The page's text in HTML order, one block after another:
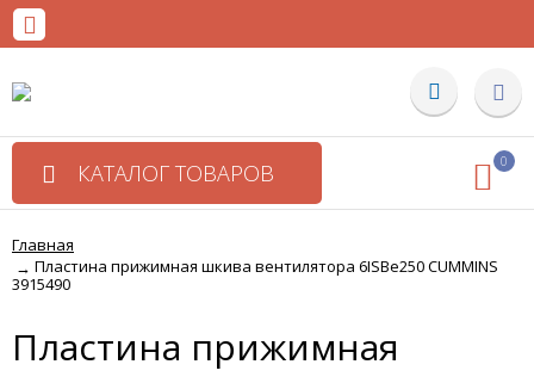
КАТАЛОГ ТОВАРОВ 0
Главная
→ Пластина прижимная шкива вентилятора 6ISBe250 CUMMINS
3915490
Пластина прижимная